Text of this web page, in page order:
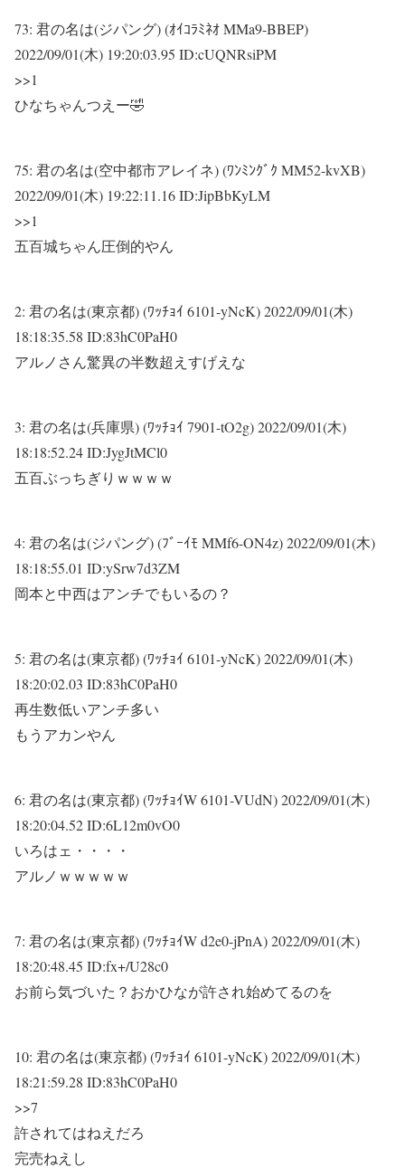
73: 君の名は(ジパング) (ｵｲｺﾗﾐﾈｵ MMa9-BBEP)
2022/09/01(木) 19:20:03.95 ID:cUQNRsiPM
>>1
ひなちゃんつえー🤣
75: 君の名は(空中都市アレイネ) (ﾜﾝﾐﾝｸﾞｸ MM52-kvXB)
2022/09/01(木) 19:22:11.16 ID:JipBbKyLM
>>1
五百城ちゃん圧倒的やん
2: 君の名は(東京都) (ﾜｯﾁｮｲ 6101-yNcK)2022/09/01(木)
18:18:35.58 ID:83hC0PaH0
アルノさん驚異の半数超えすげえな
3: 君の名は(兵庫県) (ﾜｯﾁｮｲ 7901-tO2g)2022/09/01(木)
18:18:52.24 ID:JygJtMCl0
五百ぶっちぎりｗｗｗｗ
4: 君の名は(ジパング) (ﾌﾞｰｲﾓ MMf6-ON4z)2022/09/01(木)
18:18:55.01 ID:ySrw7d3ZM
岡本と中西はアンチでもいるの？
5: 君の名は(東京都) (ﾜｯﾁｮｲ 6101-yNcK)2022/09/01(木)
18:20:02.03 ID:83hC0PaH0
再生数低いアンチ多い
もうアカンやん
6: 君の名は(東京都) (ﾜｯﾁｮｲW 6101-VUdN)2022/09/01(木)
18:20:04.52 ID:6L12m0vO0
いろはェ・・・・
アルノｗｗｗｗｗ
7: 君の名は(東京都) (ﾜｯﾁｮｲW d2e0-jPnA)2022/09/01(木)
18:20:48.45 ID:fx+/U28c0
お前ら気づいた？おかひなが許され始めてるのを
10: 君の名は(東京都) (ﾜｯﾁｮｲ 6101-yNcK)2022/09/01(木)
18:21:59.28 ID:83hC0PaH0
>>7
許されてはねえだろ
完売ねえし